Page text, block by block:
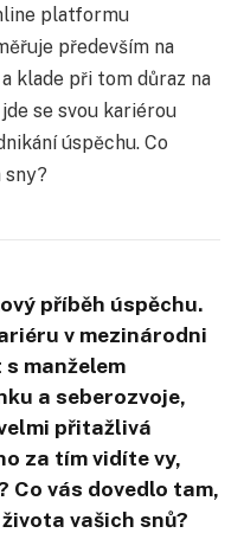
platformu
především na
klade při tom důraz na
se svou kariérou
úspěchu. Co
sny?
příběh úspěchu.
v mezinárodni
manželem
a seberozvoje,
přitažlivá
za tím vidíte vy,
Co vás dovedlo tam,
vašich snů?